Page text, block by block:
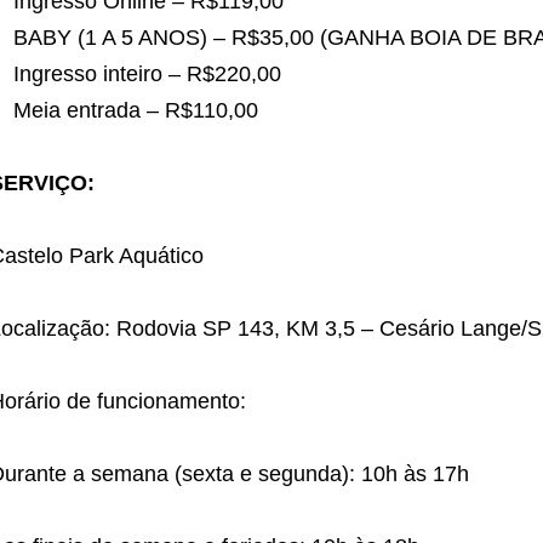
BABY (1 A 5 ANOS) – R$35,00 (GANHA BOIA DE
Ingresso inteiro – R$220,00
Meia entrada – R$110,00
Park Aquático
Rodovia SP 143, KM 3,5 – Cesário Lange/
de funcionamento:
a semana (sexta e segunda): 10h às 17h